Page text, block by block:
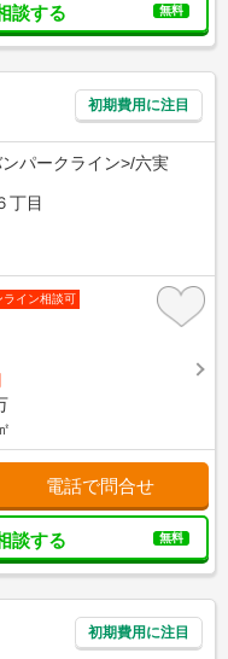
談する 無料
初期費用に注目
パークライン>/六実
丁目
ライン相談可
電話で問合せ
談する 無料
初期費用に注目